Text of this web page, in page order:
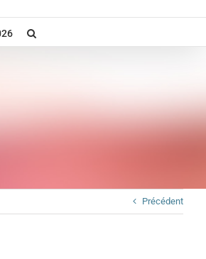
Précédent